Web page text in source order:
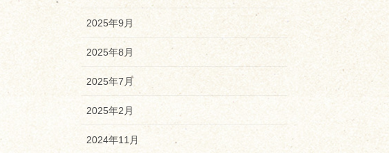
2025年9月
2025年8月
2025年7月
2025年2月
2024年11月